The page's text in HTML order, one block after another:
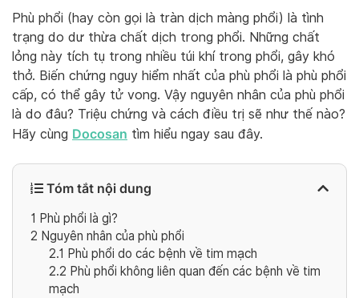
Phù phổi (hay còn gọi là tràn dịch màng phổi) là tình
trạng do dư thừa chất dịch trong phổi. Những chất
lỏng này tích tụ trong nhiều túi khí trong phổi, gây khó
thở. Biến chứng nguy hiểm nhất của phù phổi là phù phổi
cấp, có thể gây tử vong. Vậy nguyên nhân của phù phổi
là do đâu? Triệu chứng và cách điều trị sẽ như thế nào?
Hãy cùng Docosan tìm hiểu ngay sau đây.
Tóm tắt nội dung
1 Phù phổi là gì?
2 Nguyên nhân của phù phổi
2.1 Phù phổi do các bệnh về tim mạch
2.2 Phù phổi không liên quan đến các bệnh về tim
mạch